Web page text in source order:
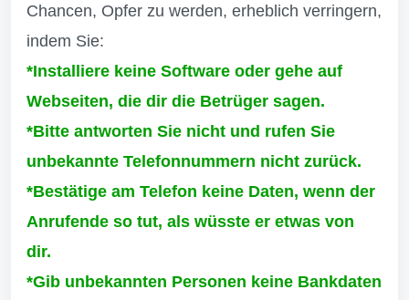
Chancen, Opfer zu werden, erheblich verringern,
indem Sie:
*Installiere keine Software oder gehe auf
Webseiten, die dir die Betrüger sagen.
*Bitte antworten Sie nicht und rufen Sie
unbekannte Telefonnummern nicht zurück.
*Bestätige am Telefon keine Daten, wenn der
Anrufende so tut, als wüsste er etwas von
dir.
*Gib unbekannten Personen keine Bankdaten